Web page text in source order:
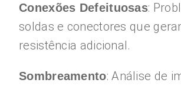
Conexões Defeituosas:
soldas e conectores que
resistência adicional.
Sombreamento: Análise de